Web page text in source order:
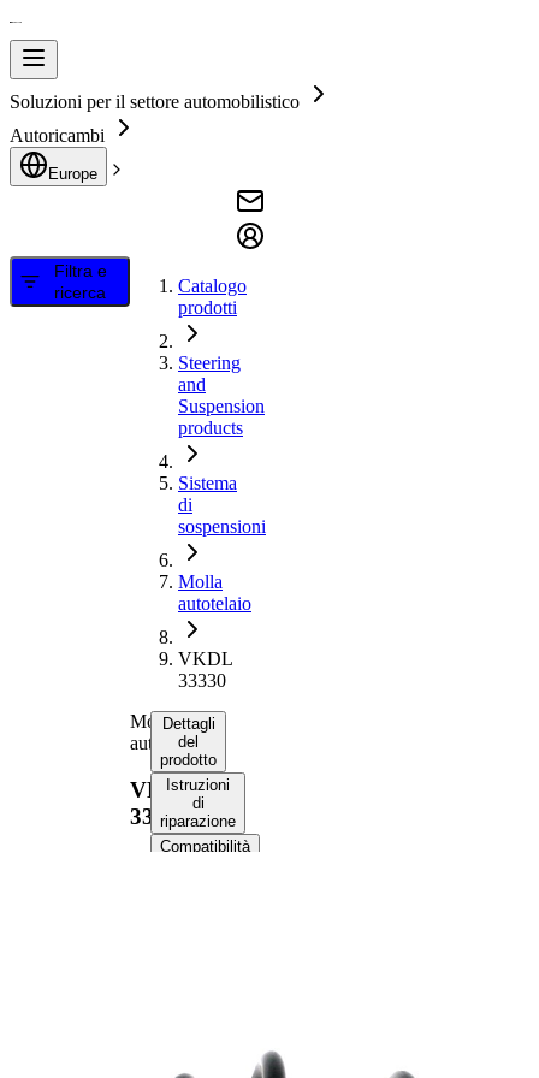
Soluzioni per il settore automobilistico
Autoricambi
Europe
Filtra e
ricerca
Catalogo
prodotti
Steering
and
Suspension
products
Sistema
di
sospensioni
Molla
autotelaio
VKDL
33330
Molla
autotelaio
VKDL
33330
Dettagli
del
prodotto
Istruzioni
di
riparazione
Compatibilità
anteriore
Lunghezza
296 mm